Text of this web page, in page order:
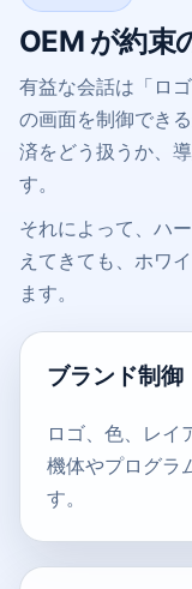
OEM が約束
有益な会話は「ロ
の画面を制御でき
済をどう扱うか、
す。
それによって、ハ
えてきても、ホワ
ます。
ブランド制御
ロゴ、色、レイ
機体やプログラ
す。